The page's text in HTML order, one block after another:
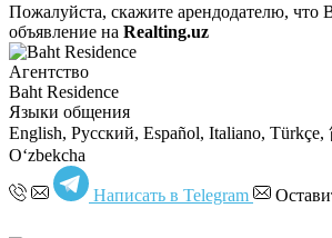
Пожалуйста, скажите арендодателю, что
объявление на Realting.uz
Агентство
Baht Residence
Языки общения
English, Русский, Español, Italiano,
Oʻzbekcha
Написать в Telegram